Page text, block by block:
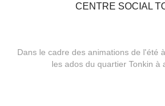
CENTRE SOCIAL
Dans le cadre des animations de l'été
les ados du quartier Tonkin à